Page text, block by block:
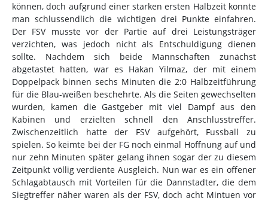
können, doch aufgrund einer starken ersten Halbzeit konnte
man schlussendlich die wichtigen drei Punkte einfahren.
Der FSV musste vor der Partie auf drei Leistungsträger
verzichten, was jedoch nicht als Entschuldigung dienen
sollte. Nachdem sich beide Mannschaften zunächst
abgetastet hatten, war es Hakan Yilmaz, der mit einem
Doppelpack binnen sechs Minuten die 2:0 Halbzeitführung
für die Blau-weißen beschehrte. Als die Seiten gewechselten
wurden, kamen die Gastgeber mit viel Dampf aus den
Kabinen und erzielten schnell den Anschlusstreffer.
Zwischenzeitlich hatte der FSV aufgehört, Fussball zu
spielen. So keimte bei der FG noch einmal Hoffnung auf und
nur zehn Minuten später gelang ihnen sogar der zu diesem
Zeitpunkt völlig verdiente Ausgleich. Nun war es ein offener
Schlagabtausch mit Vorteilen für die Dannstadter, die dem
Siegtreffer näher waren als der FSV, doch acht Mintuen vor